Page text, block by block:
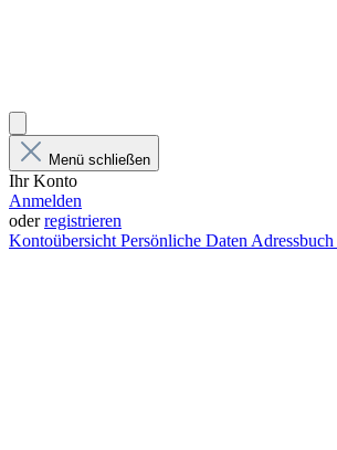
Menü schließen
Ihr Konto
Anmelden
oderregistrieren
KontoübersichtPersönliche DatenAdressbuch